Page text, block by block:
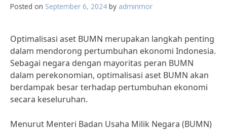
Posted on September 6, 2024 by adminmor
Optimalisasi aset BUMN merupakan langkah penting
dalam mendorong pertumbuhan ekonomi Indonesia.
Sebagai negara dengan mayoritas peran BUMN
dalam perekonomian, optimalisasi aset BUMN akan
berdampak besar terhadap pertumbuhan ekonomi
secara keseluruhan.
Menurut Menteri Badan Usaha Milik Negara (BUMN)